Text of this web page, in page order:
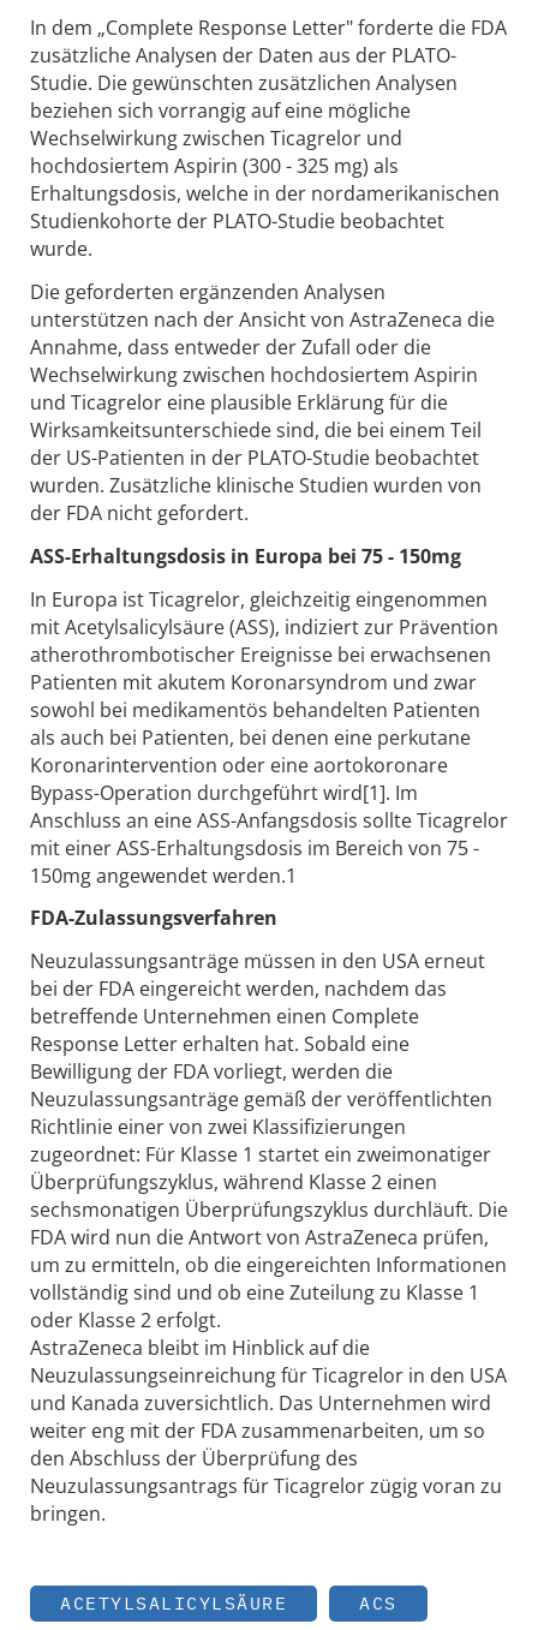
In dem „Complete Response Letter" forderte die FDA
zusätzliche Analysen der Daten aus der PLATO-
Studie. Die gewünschten zusätzlichen Analysen
beziehen sich vorrangig auf eine mögliche
Wechselwirkung zwischen Ticagrelor und
hochdosiertem Aspirin (300 - 325 mg) als
Erhaltungsdosis, welche in der nordamerikanischen
Studienkohorte der PLATO-Studie beobachtet
wurde.
Die geforderten ergänzenden Analysen
unterstützen nach der Ansicht von AstraZeneca die
Annahme, dass entweder der Zufall oder die
Wechselwirkung zwischen hochdosiertem Aspirin
und Ticagrelor eine plausible Erklärung für die
Wirksamkeitsunterschiede sind, die bei einem Teil
der US-Patienten in der PLATO-Studie beobachtet
wurden. Zusätzliche klinische Studien wurden von
der FDA nicht gefordert.
ASS-Erhaltungsdosis in Europa bei 75 - 150mg
In Europa ist Ticagrelor, gleichzeitig eingenommen
mit Acetylsalicylsäure (ASS), indiziert zur Prävention
atherothrombotischer Ereignisse bei erwachsenen
Patienten mit akutem Koronarsyndrom und zwar
sowohl bei medikamentös behandelten Patienten
als auch bei Patienten, bei denen eine perkutane
Koronarintervention oder eine aortokoronare
Bypass-Operation durchgeführt wird[1]. Im
Anschluss an eine ASS-Anfangsdosis sollte Ticagrelor
mit einer ASS-Erhaltungsdosis im Bereich von 75 -
150mg angewendet werden.1
FDA-Zulassungsverfahren
Neuzulassungsanträge müssen in den USA erneut
bei der FDA eingereicht werden, nachdem das
betreffende Unternehmen einen Complete
Response Letter erhalten hat. Sobald eine
Bewilligung der FDA vorliegt, werden die
Neuzulassungsanträge gemäß der veröffentlichten
Richtlinie einer von zwei Klassifizierungen
zugeordnet: Für Klasse 1 startet ein zweimonatiger
Überprüfungszyklus, während Klasse 2 einen
sechsmonatigen Überprüfungszyklus durchläuft. Die
FDA wird nun die Antwort von AstraZeneca prüfen,
um zu ermitteln, ob die eingereichten Informationen
vollständig sind und ob eine Zuteilung zu Klasse 1
oder Klasse 2 erfolgt.
AstraZeneca bleibt im Hinblick auf die
Neuzulassungseinreichung für Ticagrelor in den USA
und Kanada zuversichtlich. Das Unternehmen wird
weiter eng mit der FDA zusammenarbeiten, um so
den Abschluss der Überprüfung des
Neuzulassungsantrags für Ticagrelor zügig voran zu
bringen.
ACETYLSALICYLSÄURE ACS